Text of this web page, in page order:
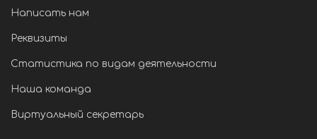
Написать нам
Реквизиты
Статистика по видам деятельности
Наша команда
Виртуальный секретарь